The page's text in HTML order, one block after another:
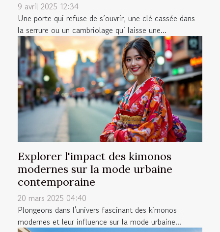
9 avril 2025 12:34
Une porte qui refuse de s’ouvrir, une clé cassée dans
la serrure ou un cambriolage qui laisse une...
Explorer l'impact des kimonos
modernes sur la mode urbaine
contemporaine
20 mars 2025 04:40
Plongeons dans l'univers fascinant des kimonos
modernes et leur influence sur la mode urbaine...